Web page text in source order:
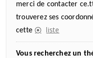
merci de contacter
trouverez ses
cette
liste
Vous recherchez un